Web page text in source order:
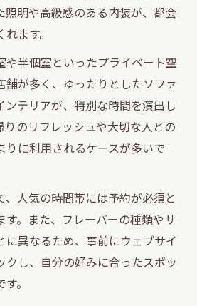
照明や高級感のある内装が、都会
ます。
や半個室といったプライベート空
舗が多く、ゆったりとしたソファ
ンテリアが、特別な時間を演出し
りのリフレッシュや大切な人との
りに利用されるケースが多いで
人気の時間帯には予約が必須と
す。また、フレーバーの種類やサ
に異なるため、事前にウェブサイ
クし、自分の好みに合ったスポッ
。